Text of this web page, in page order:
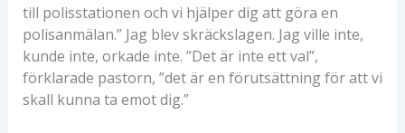
till polisstationen och vi hjälper dig att göra en
polisanmälan.” Jag blev skräckslagen. Jag ville inte,
kunde inte, orkade inte. ”Det är inte ett val”,
förklarade pastorn, ”det är en förutsättning för att vi
skall kunna ta emot dig.”